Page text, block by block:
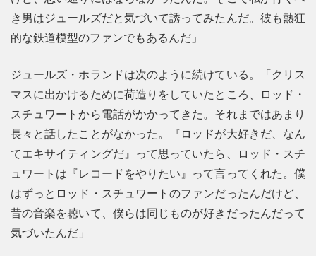
き男はジュールズだと気づいて誘ってみたんだ。彼も熱狂
的な鉄道模型のファンでもあるんだ」
ジュールズ・ホランドは次のように続けている。「クリス
マスに出かけるために荷造りをしていたところ、ロッド・
スチュワートから電話がかかってきた。それまではあまり
長々と話したことがなかった。『ロッドが大好きだ、なん
てエキサイティングだ』って思っていたら、ロッド・スチ
ュワートは『レコードをやりたい』って言ってくれた。僕
はずっとロッド・スチュワートのファンだったんだけど、
昔の音楽を聴いて、僕らは同じものが好きだったんだって
気づいたんだ」